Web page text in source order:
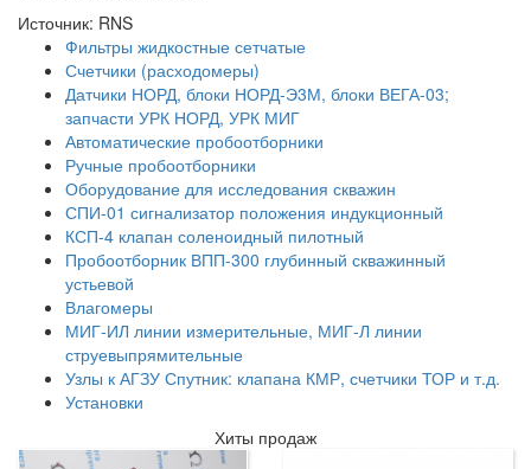
Источник: RNS
Фильтры жидкостные сетчатые
Счетчики (расходомеры)
Датчики НОРД, блоки НОРД-Э3М, блоки ВЕГА-03;
запчасти УРК НОРД, УРК МИГ
Автоматические пробоотборники
Ручные пробоотборники
Оборудование для исследования скважин
СПИ-01 сигнализатор положения индукционный
КСП-4 клапан соленоидный пилотный
Пробоотборник ВПП-300 глубинный скважинный
устьевой
Влагомеры
МИГ-ИЛ линии измерительные, МИГ-Л линии
струевыпрямительные
Узлы к АГЗУ Спутник: клапана КМР, счетчики ТОР и т.д.
Установки
Хиты продаж